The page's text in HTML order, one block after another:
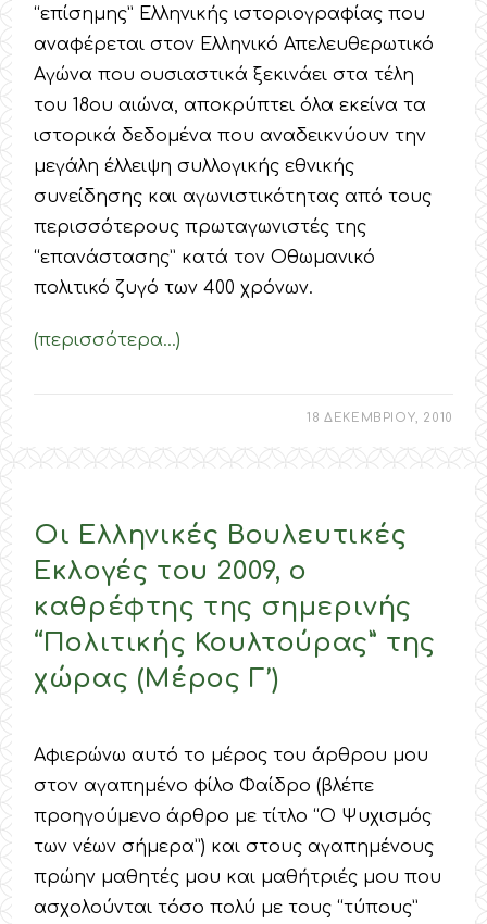
“επίσημης” Ελληνικής ιστοριογραφίας που
αναφέρεται στον Ελληνικό Απελευθερωτικό
Αγώνα που ουσιαστικά ξεκινάει στα τέλη
του 18ου αιώνα, αποκρύπτει όλα εκείνα τα
ιστορικά δεδομένα που αναδεικνύουν την
μεγάλη έλλειψη συλλογικής εθνικής
συνείδησης και αγωνιστικότητας από τους
περισσότερους πρωταγωνιστές της
“επανάστασης” κατά τον Οθωμανικό
πολιτικό ζυγό των 400 χρόνων.
(περισσότερα…)
18 ΔΕΚΕΜΒΡΙΟΥ, 2010
Οι Ελληνικές Βουλευτικές
Εκλογές του 2009, ο
καθρέφτης της σημερινής
“Πολιτικής Κουλτούρας” της
χώρας (Μέρος Γ’)
Αφιερώνω αυτό το μέρος του άρθρου μου
στον αγαπημένο φίλο Φαίδρο (βλέπε
προηγούμενο άρθρο με τίτλο “Ο Ψυχισμός
των νέων σήμερα”) και στους αγαπημένους
πρώην μαθητές μου και μαθήτριές μου που
ασχολούνται τόσο πολύ με τους “τύπους”